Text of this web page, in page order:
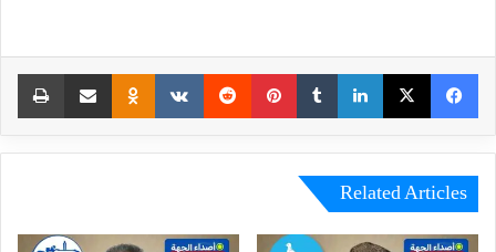
Facebook
X
LinkedIn
Tumblr
Pinterest
Reddit
VKontakte
Odnoklassniki
Share via Email
Related Articles